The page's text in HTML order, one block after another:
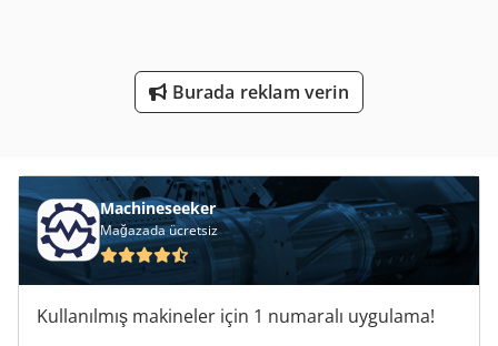
Ticari Römorklar
Un Silo Sistemi
Woodturning Araçlar
Çalışma Araç
Çalışırken Araçları
Burada reklam verin
Machineseeker
Mağazada ücretsiz
Kullanılmış makineler için 1 numaralı uygulama!